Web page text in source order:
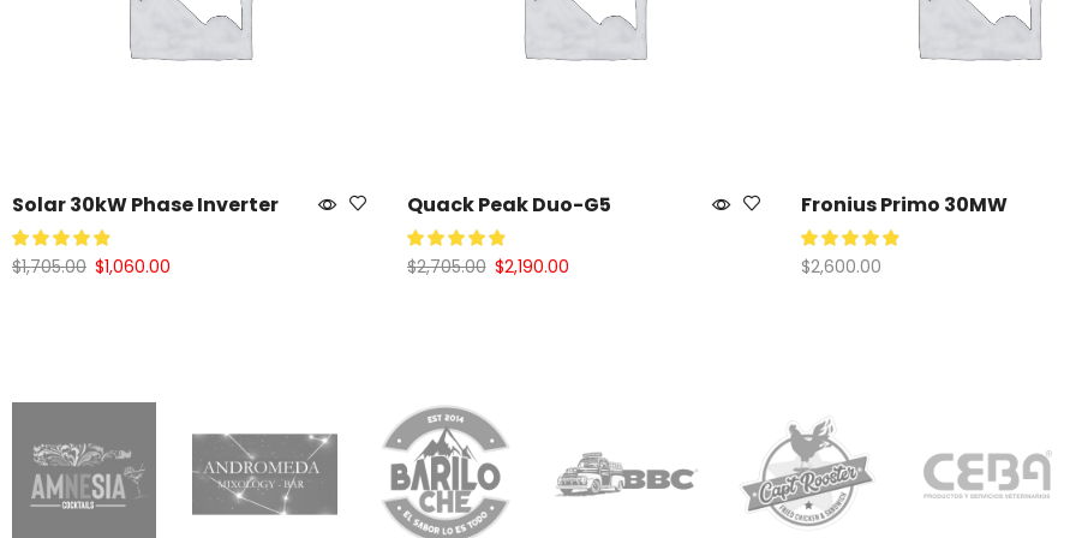
Solar 30kW Phase Inverter
$1,705.00 $1,060.00
Quack Peak Duo-G5
$2,705.00 $2,190.00
Fronius Primo 30MW
$2,600.00